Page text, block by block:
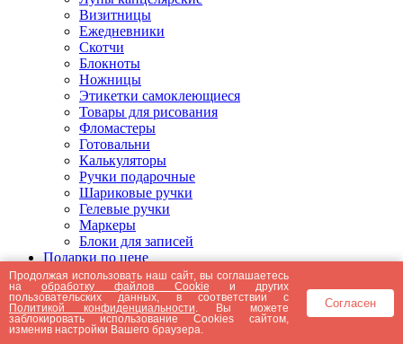
Визитницы
Ежедневники
Скотчи
Блокноты
Ножницы
Этикетки самоклеющиеся
Товары для рисования
Фломастеры
Готовальни
Калькуляторы
Ручки подарочные
Шариковые ручки
Гелевые ручки
Маркеры
Блоки для записей
Подарки по цене
Подарки от 5000 рублей
Подарки до 5000 рублей
Подарки до 3000 рублей
Подарки до 2000 рублей
Подарки до 1000 рублей
Продолжая использовать наш сайт, вы соглашаетесь
наобработку файлов Cookie и других
пользовательских данных, в соответствии с
Политикой конфиденциальности . Вы можете
заблокировать использование Cookies сайтом,
изменив настройки Вашего браузера.
Согласен